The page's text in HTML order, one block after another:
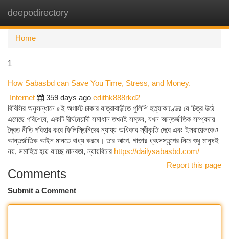
deepodirectory
Home
1
How Sabasbd can Save You Time, Stress, and Money.
Internet 359 days ago edithk888rkd2
বিবিসির অনুসন্ধানে ৫ই অগাস্ট ঢাকার যাত্রাবাড়ীতে পুলিশি হত্যাকাণ্ডের যে চিত্র উঠে
এসেছে পরিশেষে, একটি দীর্ঘমেয়াদী সমাধান তখনই সম্ভব, যখন আন্তর্জাতিক সম্প্রদায়
দ্বৈত নীতি পরিহার করে ফিলিস্তিনিদের ন্যায্য অধিকার স্বীকৃতি দেবে এবং ইসরায়েলকেও
আন্তর্জাতিক আইন মানতে বাধ্য করবে। তার আগে, গাজার ধ্বংসস্তূপের নিচে শুধু মানুষই
নয়, সমাহিত হয়ে যাচ্ছে মানবতা, ন্যায়বিচার https://dailysabasbd.com/
Report this page
Comments
Submit a Comment